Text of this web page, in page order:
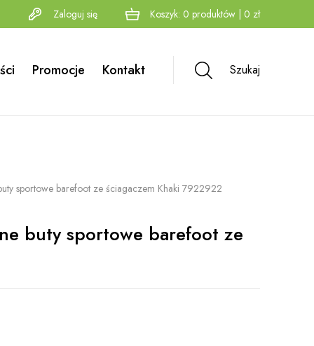
Zaloguj się Koszyk: 0 produktów 0 zł
Promocje Kontakt Szukaj
sportowe barefoot ze ściagaczem Khaki 7922922
buty sportowe barefoot ze